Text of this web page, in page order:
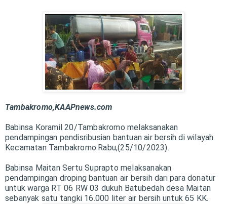
Tambakromo,KAAPnews.com
Babinsa Koramil 20/Tambakromo melaksanakan
pendampingan pendisribusian bantuan air bersih di wilayah
Kecamatan Tambakromo.Rabu,(25/10/2023).
Babinsa Maitan Sertu Suprapto melaksanakan
pendampingan droping bantuan air bersih dari para donatur
untuk warga RT 06 RW 03 dukuh Batubedah desa Maitan
sebanyak satu tangki 16.000 liter air bersih untuk 65 KK.